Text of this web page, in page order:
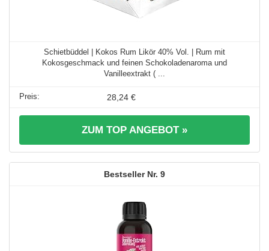
Schietbüddel | Kokos Rum Likör 40% Vol. | Rum mit
Kokosgeschmack und feinen Schokoladenaroma und
Vanilleextrakt ( ...
28,24 €
ZUM TOP ANGEBOT »
9